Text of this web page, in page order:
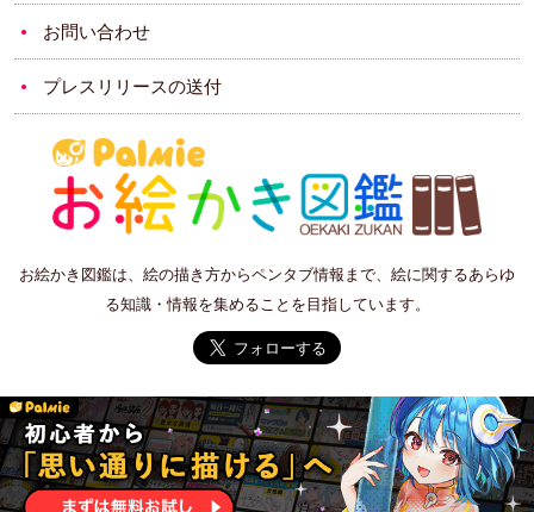
お問い合わせ
プレスリリースの送付
お絵かき図鑑は、絵の描き方からペンタブ情報まで、絵に関するあらゆ
る知識・情報を集めることを目指しています。